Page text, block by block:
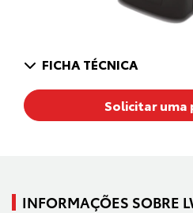
FICHA TÉCNICA
Solicitar
INFORMAÇÕES SOBRE